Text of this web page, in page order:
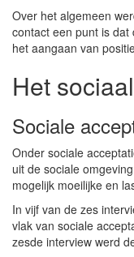
Over het algemeen
contact een punt is
het aangaan van
Het
Sociale
Onder sociale
uit de sociale
mogelijk moeilijke en
In vijf van de zes
vlak van sociale
zesde interview werd